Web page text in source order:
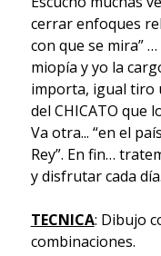
cerrar enfoques
con que se mira”
miopía y yo la
importa, igual tiro
del CHICATO que
Va otra... “en el
Rey”. En fin…
y disfrutar cada
TECNICA: Dibujo
combinaciones.